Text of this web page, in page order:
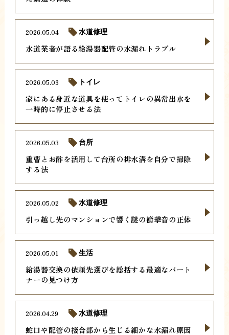
水道業者が語る給湯器配管の水漏れトラブル
2026.05.04 水道修理
家にある身近な道具を使ってトイレの異常出水を
一時的に停止させる法
2026.05.03 トイレ
重曹とお酢を活用して台所の排水溝を自分で掃除
する法
2026.05.03 台所
引っ越し先のマンションで響く謎の衝撃音の正体
2026.05.02 水道修理
給湯器交換の依頼先選びを総括する最適なパート
ナーの見つけ方
2026.05.01 生活
蛇口や配管の接合部から生じる細かな水漏れ原因
2026.04.29 水道修理